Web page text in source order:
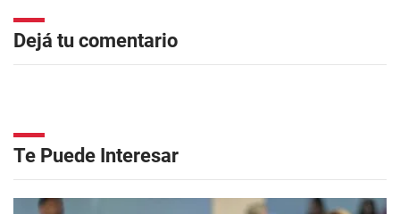
Dejá tu comentario
Te Puede Interesar